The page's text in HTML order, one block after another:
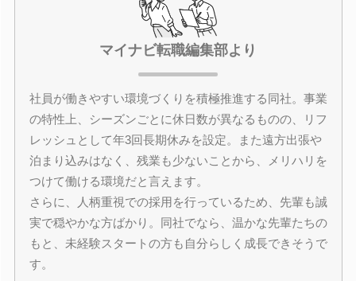
マイナビ転職編集部より
社員が働きやすい環境づくりを積極推進する同社。事業
の特性上、シーズンごとに休日数が異なるものの、リフ
レッシュとして年3回長期休みを設定。また遠方出張や
泊まり込みはなく、残業も少ないことから、メリハリを
つけて働ける環境だと言えます。
さらに、人柄重視での採用を行っているため、先輩も誠
実で穏やかな方ばかり。同社でなら、温かな先輩たちの
もと、未経験スタートの方も自分らしく成長できそうで
す。